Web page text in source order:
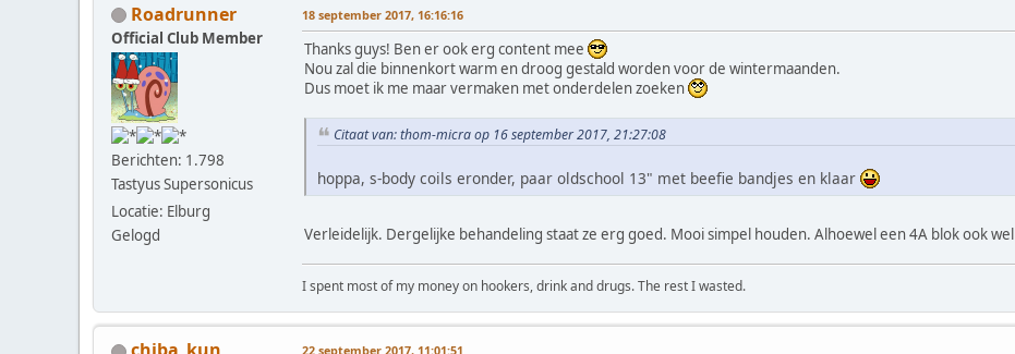
Roadrunner
Official Club Member
Berichten: 1.798
Tastyus Supersonicus
Locatie: Elburg
Gelogd
18 september 2017, 16:16:16
Thanks guys! Ben er ook erg content mee
Nou zal die binnenkort warm en droog gestald worden voor de wintermaanden.
Dus moet ik me maar vermaken met onderdelen zoeken
Citaat van: thom-micra op 16 september 2017, 21:27:08
hoppa, s-body coils eronder, paar oldschool 13" met beefie bandjes en klaar
Verleidelijk. Dergelijke behandeling staat ze erg goed. Mooi simpel houden. Alhoewel een 4A blok ook
I spent most of my money on hookers, drink and drugs. The rest I wasted.
22 september 2017, 11:01:51